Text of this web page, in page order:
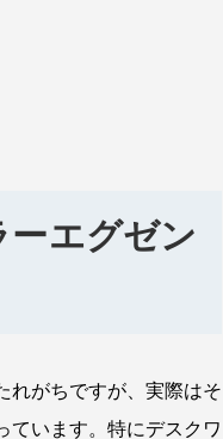
エグゼン
れがちですが、実際はそ
ています。特にデスクワ